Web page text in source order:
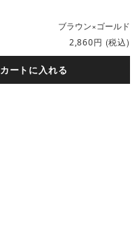
ブラウン×ゴールド
2,860円 (税込)
カートに入れる